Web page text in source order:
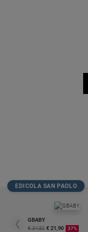
EDICOLA SAN PAOLO
❮
GBABY
€ 34,80 € 21,90 37%